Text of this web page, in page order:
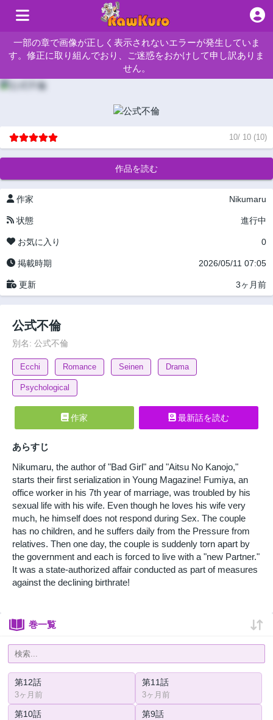
一部の章で画像が正しく表示されないエラーが発生していま
す。修正に取り組んでおり、ご迷惑をおかけして申し訳ありま
せん。
10/ 10 (10)
作品を読む
作家 Nikumaru
状態 進行中
お気に入り 0
掲載時期 2026/05/11 07:05
更新 3ヶ月前
公式不倫
別名: 公式不倫
Ecchi Romance Seinen Drama
Psychological
作家 最新話を読む
あらすじ
Nikumaru, the author of "Bad Girl" and "Aitsu No Kanojo,"
starts their first serialization in Young Magazine! Fumiya, an
office worker in his 7th year of marriage, was troubled by his
sexual life with his wife. Even though he loves his wife very
much, he himself does not respond during Sex. The couple
has no children, and he suffers daily from the Pressure from
relatives. Then one day, the couple is suddenly torn apart by
the government and each is forced to live with a "new Partner."
It was a state-authorized affair conducted as part of measures
against the declining birthrate!
巻一覧
第12話
3ヶ月前
第11話
3ヶ月前
第10話 第9話